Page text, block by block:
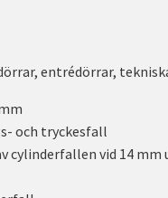
entrédörrar,
och tryckesfall
cylinderfallen vid 14